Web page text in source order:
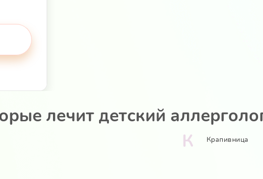
лечит детский
К Крапивница